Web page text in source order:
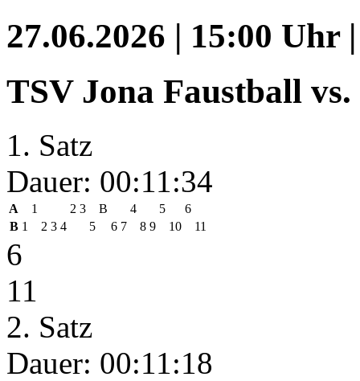
27.06.2026 | 15:00 Uhr
TSV Jona Faustball
1. Satz
Dauer: 00:11:34
A 1 2 3 B 4 5
6
B 1 2 3 4 5 6 7 8 9 10 11
6
11
2. Satz
Dauer: 00:11:18